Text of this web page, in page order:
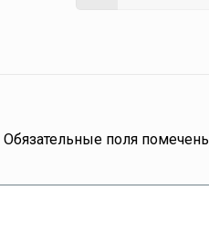
Обязательные поля